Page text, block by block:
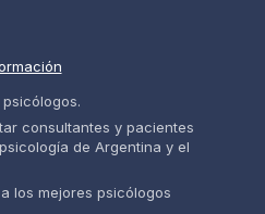
consultantes y pacientes
de Argentina y el
los mejores psicólogos